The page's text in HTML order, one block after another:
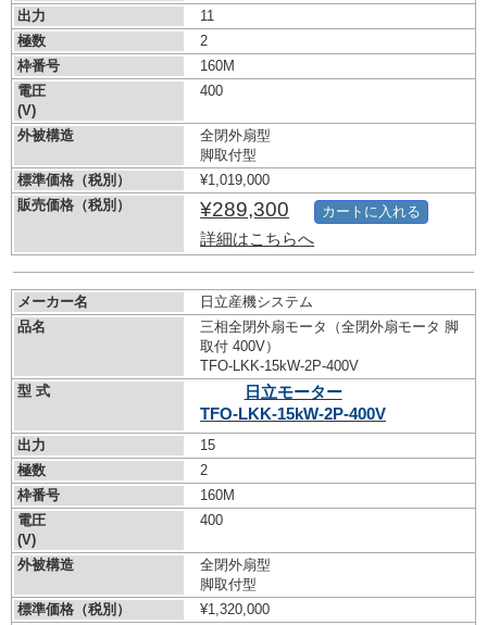
出力
11
極数
2
枠番号
160M
電圧
(V)
400
外被構造
全閉外扇型
脚取付型
標準価格（税別）
¥1,019,000
販売価格（税別）
¥289,300
詳細はこちらへ
カートに入れる
メーカー名
日立産機システム
品名
三相全閉外扇モータ（全閉外扇モータ 脚
取付 400V）
TFO-LKK-15kW-2P-400V
型 式
日立モーター
TFO-LKK-15kW-2P-400V
出力
15
極数
2
枠番号
160M
電圧
(V)
400
外被構造
全閉外扇型
脚取付型
標準価格（税別）
¥1,320,000